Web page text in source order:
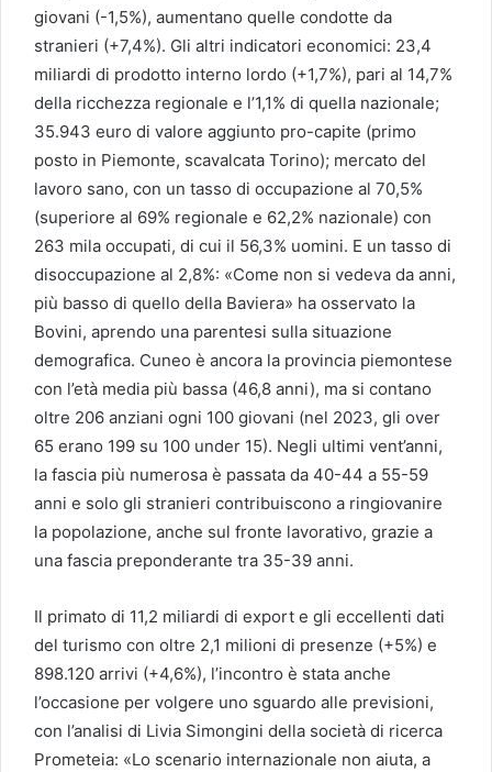
giovani (-1,5%), aumentano quelle condotte da
stranieri (+7,4%). Gli altri indicatori economici: 23,4
miliardi di prodotto interno lordo (+1,7%), pari al 14,7%
della ricchezza regionale e l’1,1% di quella nazionale;
35.943 euro di valore aggiunto pro-capite (primo
posto in Piemonte, scavalcata Torino); mercato del
lavoro sano, con un tasso di occupazione al 70,5%
(superiore al 69% regionale e 62,2% nazionale) con
263 mila occupati, di cui il 56,3% uomini. E un tasso di
disoccupazione al 2,8%: «Come non si vedeva da anni,
più basso di quello della Baviera» ha osservato la
Bovini, aprendo una parentesi sulla situazione
demografica. Cuneo è ancora la provincia piemontese
con l’età media più bassa (46,8 anni), ma si contano
oltre 206 anziani ogni 100 giovani (nel 2023, gli over
65 erano 199 su 100 under 15). Negli ultimi vent’anni,
la fascia più numerosa è passata da 40-44 a 55-59
anni e solo gli stranieri contribuiscono a ringiovanire
la popolazione, anche sul fronte lavorativo, grazie a
una fascia preponderante tra 35-39 anni.
Il primato di 11,2 miliardi di export e gli eccellenti dati
del turismo con oltre 2,1 milioni di presenze (+5%) e
898.120 arrivi (+4,6%), l’incontro è stata anche
l’occasione per volgere uno sguardo alle previsioni,
con l’analisi di Livia Simongini della società di ricerca
Prometeia: «Lo scenario internazionale non aiuta, a